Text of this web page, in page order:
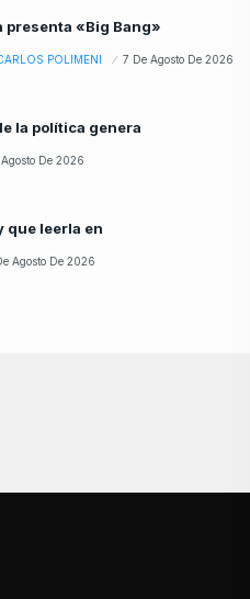
presenta «Big Bang»
POLIMENI 7 De Agosto De 2026
la política genera
De 2026
que leerla en
Agosto De 2026